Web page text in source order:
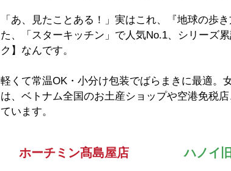
「あ、見たことある！」実はこれ、『地球の歩
た、「スターキッチン」で人気No.1、シリーズ
ク】なんです。
軽くて常温OK・小分け包装でばらまきに最適。
は、ベトナム全国のお土産ショップや空港免税
ています。
ホーチミン髙島屋店 ハノイ